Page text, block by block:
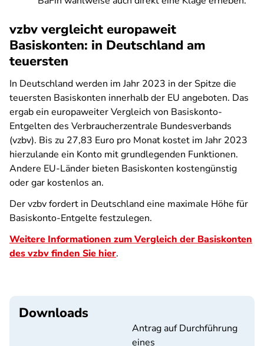
vzbv vergleicht europaweit
Basiskonten: in Deutschland am
teuersten
In Deutschland werden im Jahr 2023 in der Spitze die
teuersten Basiskonten innerhalb der EU angeboten. Das
ergab ein europaweiter Vergleich von Basiskonto-
Entgelten des Verbraucherzentrale Bundesverbands
(vzbv). Bis zu 27,83 Euro pro Monat kostet im Jahr 2023
hierzulande ein Konto mit grundlegenden Funktionen.
Andere EU-Länder bieten Basiskonten kostengünstig
oder gar kostenlos an.
Der vzbv fordert in Deutschland eine maximale Höhe für
Basiskonto-Entgelte festzulegen.
Weitere Informationen zum Vergleich der Basiskonten
des vzbv finden Sie hier.
Downloads
Antrag auf Durchführung
eines